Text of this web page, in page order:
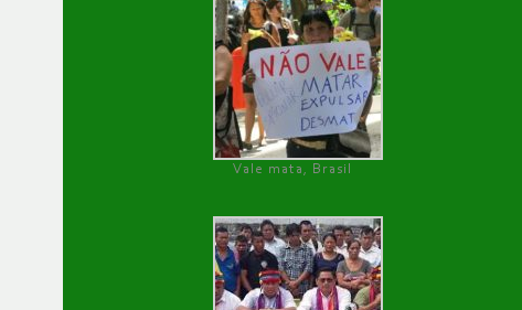
Vale mata, Brasil